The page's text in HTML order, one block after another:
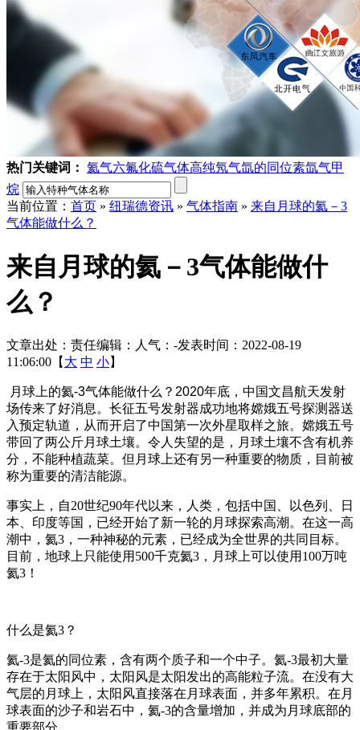
热门关键词： 氦气六氟化硫气体高纯氖气氙的同位素氙气甲
烷
当前位置： 首页 » 纽瑞德资讯 » 气体指南 » 来自月球的氦－3
气体能做什么？
来自月球的氦－3气体能做什
么？
文章出处： 责任编辑： 人气： -发表时间：2022-08-19
11:06:00【 大 中 小】
月球上的氦-3气体能做什么？2020年底，中国文昌航天发射
场传来了好消息。长征五号发射器成功地将嫦娥五号探测器送
入预定轨道，从而开启了中国第一次外星取样之旅。嫦娥五号
带回了两公斤月球土壤。令人失望的是，月球土壤不含有机养
分，不能种植蔬菜。但月球上还有另一种重要的物质，目前被
称为重要的清洁能源。
事实上，自20世纪90年代以来，人类，包括中国、以色列、日
本、印度等国，已经开始了新一轮的月球探索高潮。在这一高
潮中，氦3，一种神秘的元素，已经成为全世界的共同目标。
目前，地球上只能使用500千克氦3，月球上可以使用100万吨
氦3！
什么是氦3？
氦-3是氦的同位素，含有两个质子和一个中子。氦-3最初大量
存在于太阳风中，太阳风是太阳发出的高能粒子流。在没有大
气层的月球上，太阳风直接落在月球表面，并多年累积。在月
球表面的沙子和岩石中，氦-3的含量增加，并成为月球底部的